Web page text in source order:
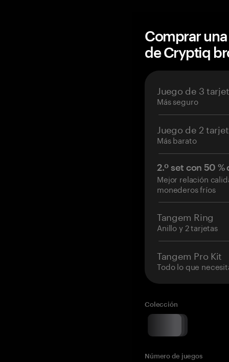
Comprar
de Cryptiq
Juego de 3
Más seguro
Juego de 2
Más barato
2.º set con 50
Mejor relación
monederos fríos
Tangem Ring
Anillo y 2 tarjetas
Tangem Pro Kit
Todo lo que
Colección
Número de juegos